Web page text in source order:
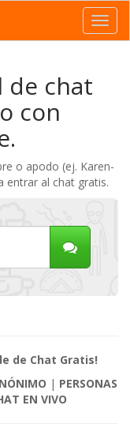
de chat
con
o apodo (ej. Karen-
entrar al chat gratis.
de Chat Gratis!
| PERSONAS
EN VIVO